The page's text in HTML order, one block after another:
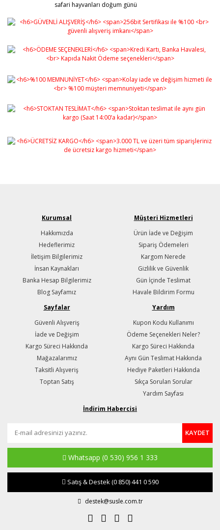
safari hayvanları doğum günü
Kurumsal
Hakkımızda
Hedeflerimiz
İletişim Bilgilerimiz
İnsan Kaynakları
Banka Hesap Bilgilerimiz
Blog Sayfamız
Müşteri Hizmetleri
Ürün İade ve Değişim
Sipariş Ödemeleri
Kargom Nerede
Gizlilik ve Güvenlik
Gün İçinde Teslimat
Havale Bildirim Formu
Sayfalar
Güvenli Alışveriş
İade ve Değişim
Kargo Süreci Hakkında
Mağazalarımız
Taksitli Alışveriş
Toptan Satış
Yardım
Kupon Kodu Kullanımı
Ödeme Seçenekleri Neler?
Kargo Süreci Hakkında
Aynı Gün Teslimat Hakkında
Hediye Paketleri Hakkında
Sıkça Sorulan Sorular
Yardım Sayfası
İndirim Habercisi
KAYDET
Whatsapp (0 530) 956 1 333
Satış & Destek(0 850) 441 0 590
destek@susle.com.tr